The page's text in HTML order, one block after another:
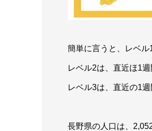
簡単に言うと、レベル
レベル2は、直近ほ1
レベル3は、直近の1
長野県の人口は、